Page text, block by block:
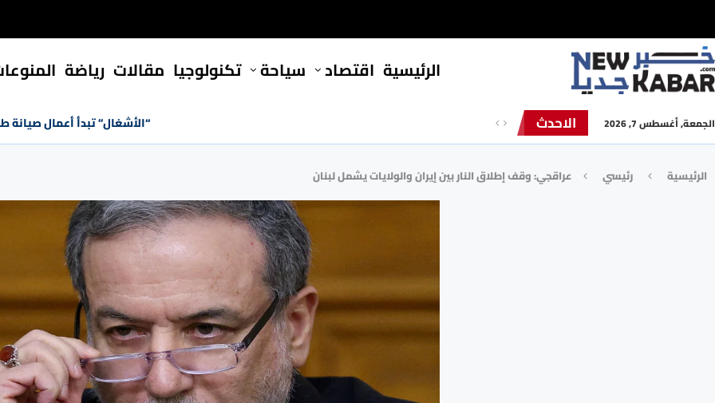
الرئيسية ⁠اقتصاد سياحة تكنولوجيا مقالات رياضة
الجمعة, أغسطس 7, 2026 الاحدث “الأشغال” تبدأ أعمال صيانة
الرئيسية رئيسي عراقجي: وقف إطلاق النار بين إيران والولايات يشمل لبنان